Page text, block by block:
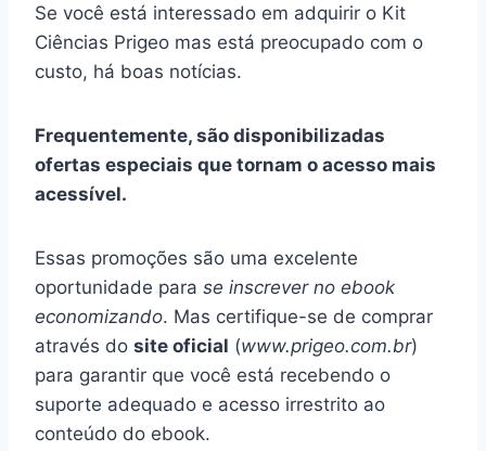
Se você está interessado em adquirir o Kit
Ciências Prigeo mas está preocupado com o
custo, há boas notícias.
Frequentemente, são disponibilizadas
ofertas especiais que tornam o acesso mais
acessível.
Essas promoções são uma excelente
oportunidade para se inscrever no ebook
economizando. Mas certifique-se de comprar
através do site oficial (www.prigeo.com.br)
para garantir que você está recebendo o
suporte adequado e acesso irrestrito ao
conteúdo do ebook.